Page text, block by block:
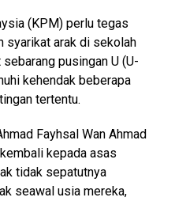
(KPM) perlu tegas
syarikat arak di sekolah
pusingan U (U-
kehendak beberapa
tertentu.
Fayhsal Wan Ahmad
kepada asas
tidak sepatutnya
seawal usia mereka,